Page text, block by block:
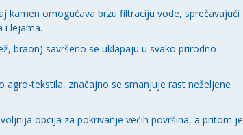
kamen omogućava brzu filtraciju vode, sprečavajući
i lejama.
braon) savršeno se uklapaju u svako prirodno
agro-tekstila, značajno se smanjuje rast neželjene
opcija za pokrivanje većih površina, a pritom je